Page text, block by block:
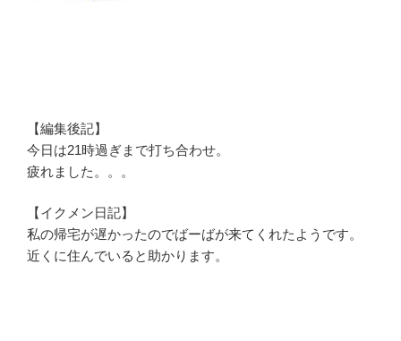
【編集後記】
今日は21時過ぎまで打ち合わせ。
疲れました。。。
【イクメン日記】
私の帰宅が遅かったのでばーばが来てくれたようです。
近くに住んでいると助かります。